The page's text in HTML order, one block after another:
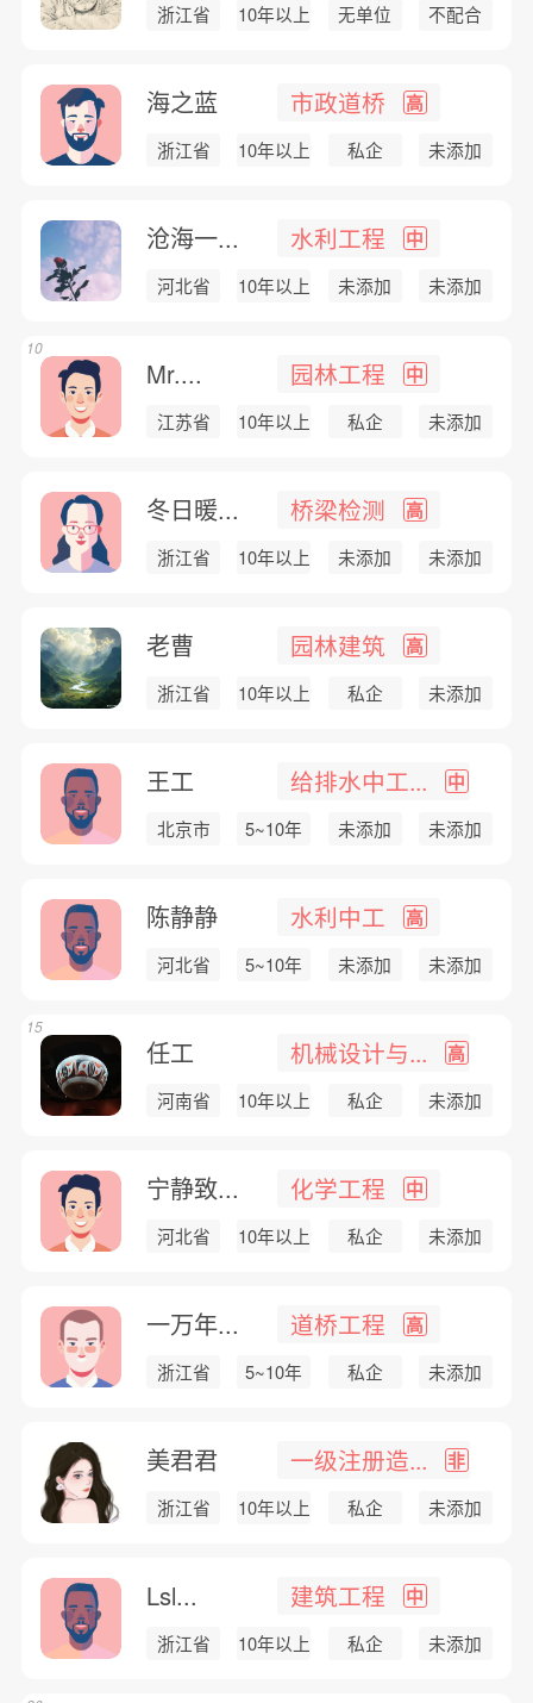
浙江省 10年以上 无单位 不配合
海之蓝 市政道桥 高
浙江省 10年以上 私企 未添加
沧海一... 水利工程 中
河北省 10年以上 未添加 未添加
Mr.... 园林工程 中
江苏省 10年以上 私企 未添加
10
冬日暖... 桥梁检测 高
浙江省 10年以上 未添加 未添加
老曹 园林建筑 高
浙江省 10年以上 私企 未添加
王工 给排水中工... 中
北京市 5~10年 未添加 未添加
陈静静 水利中工 高
河北省 5~10年 未添加 未添加
任工 机械设计与... 高
河南省 10年以上 私企 未添加
15
宁静致... 化学工程 中
河北省 10年以上 私企 未添加
一万年... 道桥工程 高
浙江省 5~10年 私企 未添加
美君君 一级注册造... 非
浙江省 10年以上 私企 未添加
Lsl... 建筑工程 中
浙江省 10年以上 私企 未添加